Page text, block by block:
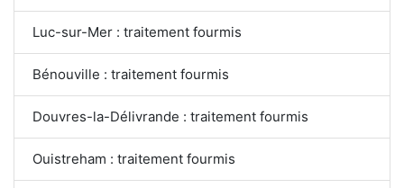
Luc-sur-Mer : traitement fourmis
Bénouville : traitement fourmis
Douvres-la-Délivrande : traitement fourmis
Ouistreham : traitement fourmis